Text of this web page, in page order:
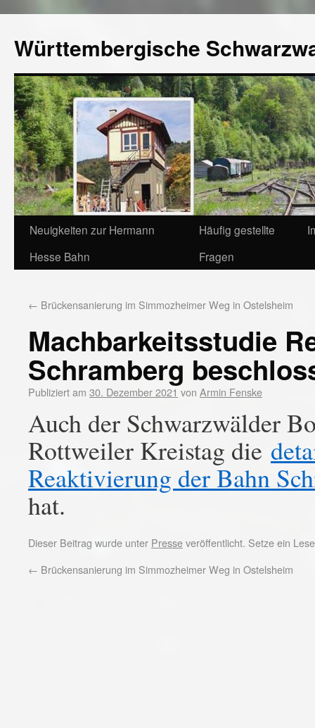
Württembergische
Neuigkeiten zur Hermann
Hesse Bahn
Häufig gestellte
Fragen
← Brückensanierung im Simmozheimer Weg in Ostelsheim
Machbarkeitsstudie
Schramberg
Publiziert am 30. Dezember 2021 von Armin Fenske
Auch der Schwarzwälder
Rottweiler Kreistag die
Reaktivierung der Bahn
hat.
Dieser Beitrag wurde unter Presseveröffentlicht. Setze ein
← Brückensanierung im Simmozheimer Weg in Ostelsheim